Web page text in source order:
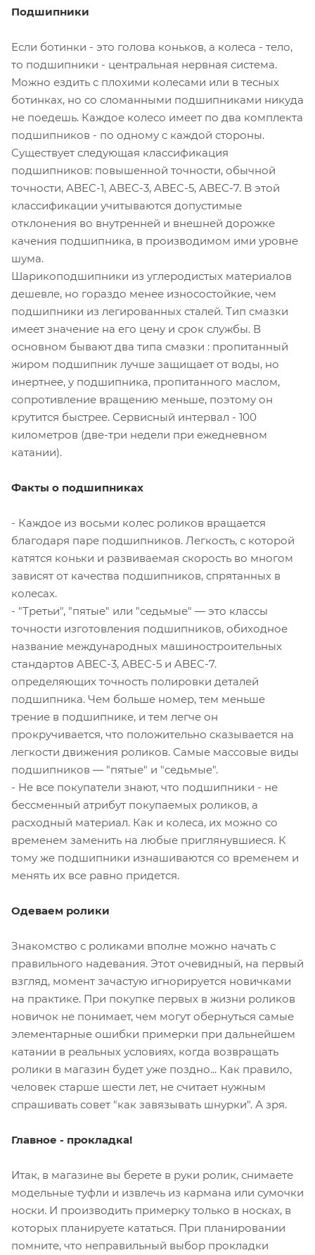
Подшипники
Если ботинки - это голова коньков, а колеса - тело,
то подшипники - центральная нервная система.
Можно ездить с плохими колесами или в тесных
ботинках, но со сломанными подшипниками никуда
не поедешь. Каждое колесо имеет по два комплекта
подшипников - по одному с каждой стороны.
Существует следующая классификация
подшипников: повышенной точности, обычной
точности, ABEC-1, ABEC-3, ABEC-5, ABEC-7. В этой
классификации учитываются допустимые
отклонения во внутренней и внешней дорожке
качения подшипника, в производимом ими уровне
шума.
Шарикоподшипники из углеродистых материалов
дешевле, но гораздо менее износостойкие, чем
подшипники из легированных сталей. Тип смазки
имеет значение на его цену и срок службы. В
основном бывают два типа смазки : пропитанный
жиром подшипник лучше защищает от воды, но
инертнее, у подшипника, пропитанного маслом,
сопротивление вращению меньше, поэтому он
крутится быстрее. Сервисный интервал - 100
километров (две-три недели при ежедневном
катании).
Факты о подшипниках
- Каждое из восьми колес роликов вращается
благодаря паре подшипников. Легкость, с которой
катятся коньки и развиваемая скорость во многом
зависят от качества подшипников, спрятанных в
колесах.
- "Третьи", "пятые" или "седьмые" — это классы
точности изготовления подшипников, обиходное
название международных машиностроительных
стандартов ABEC-3, ABEC-5 и ABEC-7.
определяющих точность полировки деталей
подшипника. Чем больше номер, тем меньше
трение в подшипнике, и тем легче он
прокручивается, что положительно сказывается на
легкости движения роликов. Самые массовые виды
подшипников — "пятые" и "седьмые".
- Не все покупатели знают, что подшипники - не
бессменный атрибут покупаемых роликов, а
расходный материал. Как и колеса, их можно со
временем заменить на любые приглянувшиеся. К
тому же подшипники изнашиваются со временем и
менять их все равно придется.
Одеваем ролики
Знакомство с роликами вполне можно начать с
правильного надевания. Этот очевидный, на первый
взгляд, момент зачастую игнорируется новичками
на практике. При покупке первых в жизни роликов
новичок не понимает, чем могут обернуться самые
элементарные ошибки примерки при дальнейшем
катании в реальных условиях, когда возвращать
ролики в магазин будет уже поздно... Как правило,
человек старше шести лет, не считает нужным
спрашивать совет "как завязывать шнурки". А зря.
Главное - прокладка!
Итак, в магазине вы берете в руки ролик, снимаете
модельные туфли и извлечь из кармана или сумочки
носки. И производить примерку только в носках, в
которых планируете кататься. При планировании
помните, что неправильный выбор прокладки